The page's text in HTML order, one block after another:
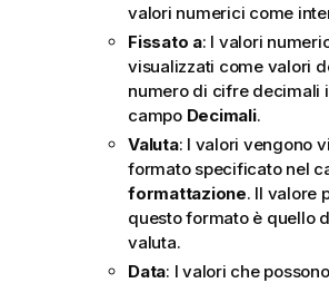
valori numerici come
Fissato a: I valori
visualizzati come valori
numero di cifre decimali
campo Decimali.
Valuta: I valori vengono
formato specificato nel
formattazione. Il valore
questo formato è quello
valuta.
Data: I valori che